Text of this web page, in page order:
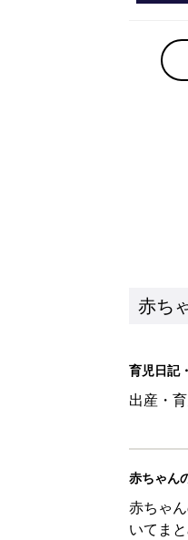
赤ち
育児日記
出産・
赤ちゃん
赤ちゃ
いてま